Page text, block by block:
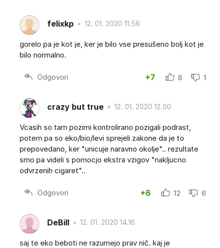
felixkp 12. 01. 2020 11.56
gorelo pa je kot je, ker je bilo vse presušeno bolj kot je
bilo normalno.
Odgovori +7 8 1
crazy but true 12. 01. 2020 12.00
Vcasih so tam pozimi kontrolirano pozigali podrast,
potem pa so eko/bio/levi sprejeli zakone da je to
prepovedano, ker "unicuje naravno okolje".. rezultate
smo pa videli s pomocjo ekstra vzigov "nakljucno
odvrzenih cigaret"..
Odgovori +6 12 6
DeBill 12. 01. 2020 14.16
saj te eko beboti ne razumejo prav nič. kaj je